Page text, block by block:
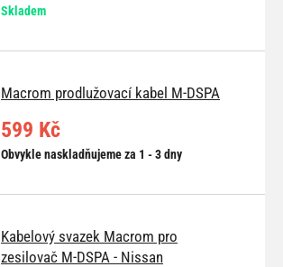
Skladem
Macrom prodlužovací kabel M-DSPA
599 Kč
Obvykle naskladňujeme za 1 - 3 dny
Kabelový svazek Macrom pro
zesilovač M-DSPA - Nissan